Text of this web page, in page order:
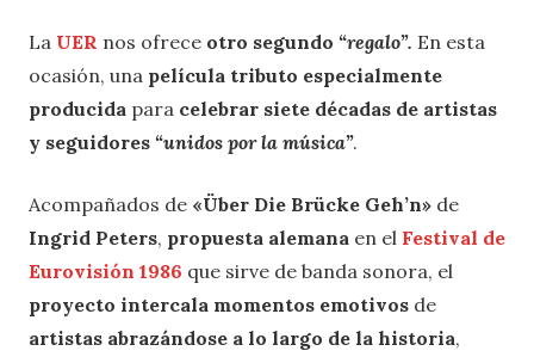
La UER nos ofrece otro segundo “regalo”. En esta
ocasión, una película tributo especialmente
producida para celebrar siete décadas de artistas
y seguidores “unidos por la música”.
Acompañados de «Über Die Brücke Geh’n» de
Ingrid Peters, propuesta alemana en el Festival de
Eurovisión 1986 que sirve de banda sonora, el
proyecto intercala momentos emotivos de
artistas abrazándose a lo largo de la historia,